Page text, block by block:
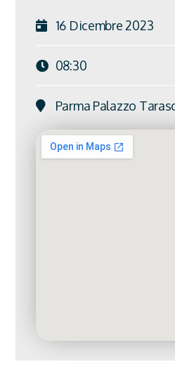
16 Dicembre 2023
08:30
Parma Palazzo